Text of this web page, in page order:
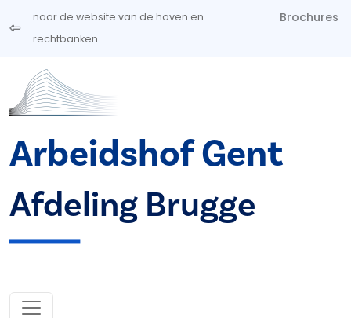
Overslaan en naar de inhoud gaan
naar de website van de hoven en
rechtbanken
Brochures
Arbeidshof Gent
Afdeling Brugge